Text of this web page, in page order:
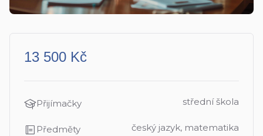
13 500 Kč
Přijímačky střední škola
Předměty český jazyk, matematika